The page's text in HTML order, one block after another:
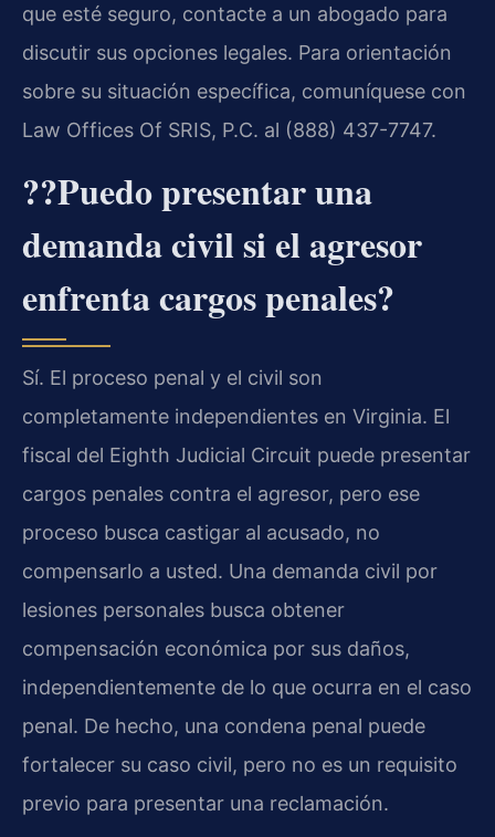
que esté seguro, contacte a un abogado para
discutir sus opciones legales. Para orientación
sobre su situación específica, comuníquese con
Law Offices Of SRIS, P.C. al (888) 437-7747.
??Puedo presentar una
demanda civil si el agresor
enfrenta cargos penales?
Sí. El proceso penal y el civil son
completamente independientes en Virginia. El
fiscal del Eighth Judicial Circuit puede presentar
cargos penales contra el agresor, pero ese
proceso busca castigar al acusado, no
compensarlo a usted. Una demanda civil por
lesiones personales busca obtener
compensación económica por sus daños,
independientemente de lo que ocurra en el caso
penal. De hecho, una condena penal puede
fortalecer su caso civil, pero no es un requisito
previo para presentar una reclamación.